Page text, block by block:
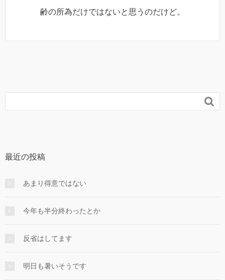
齢の所為だけではないと思うのだけど。

最近の投稿
あまり得意ではない
今年も半分終わったとか
反省はしてます
明日も暑いそうです